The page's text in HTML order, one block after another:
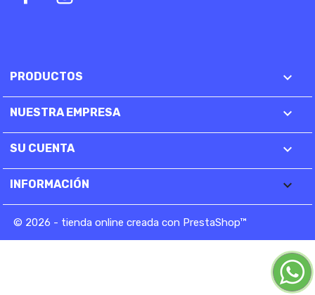
PRODUCTOS 
NUESTRA EMPRESA 
SU CUENTA 
INFORMACIÓN keyboard_arrow_down
© 2026 - tienda online creada con PrestaShop™